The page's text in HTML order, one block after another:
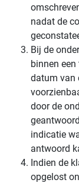
nadat de
Bij de
binnen
datum van
door de
indicatie
antwoord
Indien de
opgelost